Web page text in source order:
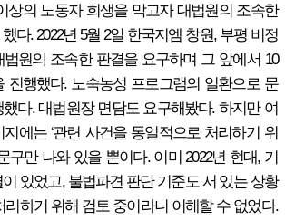
상의 노동자 희생을 막고자 대법원의 조속한
다. 2022년 5월 2일 한국지엠 창원, 부평 비정
원의 조속한 판결을 요구하며 그 앞에서 10
진행했다. 노숙농성 프로그램의 일환으로 문
다. 대법원장 면담도 요구해봤다. 하지만 여
에는 ‘관련 사건을 통일적으로 처리하기 위
구만 나와 있을 뿐이다. 이미 2022년 현대, 기
있었고, 불법파견 판단 기준도 서 있는 상황
리하기 위해 검토 중이라니 이해할 수 없었다.